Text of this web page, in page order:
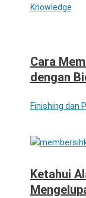
Knowledge
Cara
dengan
Finishing dan
Ketahui